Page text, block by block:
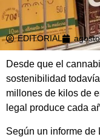
EDITORIAL
Desde que el
sostenibilidad
millones de kilos de
legal produce cada
Según un informe de